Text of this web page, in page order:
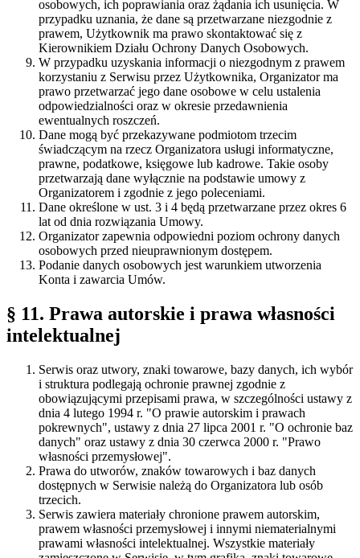
osobowych, ich poprawiania oraz żądania ich usunięcia. W
przypadku uznania, że dane są przetwarzane niezgodnie z
prawem, Użytkownik ma prawo skontaktować się z
Kierownikiem Działu Ochrony Danych Osobowych.
W przypadku uzyskania informacji o niezgodnym z prawem
korzystaniu z Serwisu przez Użytkownika, Organizator ma
prawo przetwarzać jego dane osobowe w celu ustalenia
odpowiedzialności oraz w okresie przedawnienia
ewentualnych roszczeń.
Dane mogą być przekazywane podmiotom trzecim
świadczącym na rzecz Organizatora usługi informatyczne,
prawne, podatkowe, księgowe lub kadrowe. Takie osoby
przetwarzają dane wyłącznie na podstawie umowy z
Organizatorem i zgodnie z jego poleceniami.
Dane określone w ust. 3 i 4 będą przetwarzane przez okres 6
lat od dnia rozwiązania Umowy.
Organizator zapewnia odpowiedni poziom ochrony danych
osobowych przed nieuprawnionym dostępem.
Podanie danych osobowych jest warunkiem utworzenia
Konta i zawarcia Umów.
§ 11. Prawa autorskie i prawa własności
intelektualnej
Serwis oraz utwory, znaki towarowe, bazy danych, ich wybór
i struktura podlegają ochronie prawnej zgodnie z
obowiązującymi przepisami prawa, w szczególności ustawy z
dnia 4 lutego 1994 r. "O prawie autorskim i prawach
pokrewnych", ustawy z dnia 27 lipca 2001 r. "O ochronie baz
danych" oraz ustawy z dnia 30 czerwca 2000 r. "Prawo
własności przemysłowej".
Prawa do utworów, znaków towarowych i baz danych
dostępnych w Serwisie należą do Organizatora lub osób
trzecich.
Serwis zawiera materiały chronione prawem autorskim,
prawem własności przemysłowej i innymi niematerialnymi
prawami własności intelektualnej. Wszystkie materiały